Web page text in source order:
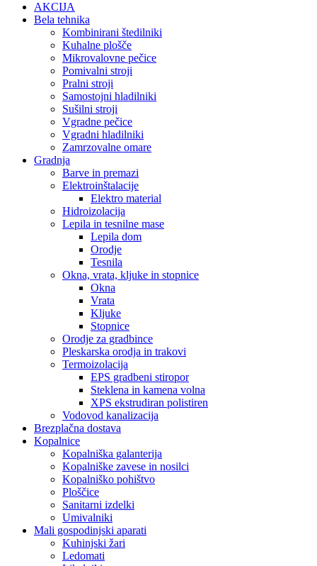
AKCIJA
Bela tehnika
Kombinirani štedilniki
Kuhalne plošče
Mikrovalovne pečice
Pomivalni stroji
Pralni stroji
Samostojni hladilniki
Sušilni stroji
Vgradne pečice
Vgradni hladilniki
Zamrzovalne omare
Gradnja
Barve in premazi
Elektroinštalacije
Elektro material
Hidroizolacija
Lepila in tesnilne mase
Lepila dom
Orodje
Tesnila
Okna, vrata, kljuke in stopnice
Okna
Vrata
Kljuke
Stopnice
Orodje za gradbince
Pleskarska orodja in trakovi
Termoizolacija
EPS gradbeni stiropor
Steklena in kamena volna
XPS ekstrudiran polistiren
Vodovod kanalizacija
Brezplačna dostava
Kopalnice
Kopalniška galanterija
Kopalniške zavese in nosilci
Kopalniško pohištvo
Ploščice
Sanitarni izdelki
Umivalniki
Mali gospodinjski aparati
Kuhinjski žari
Ledomati